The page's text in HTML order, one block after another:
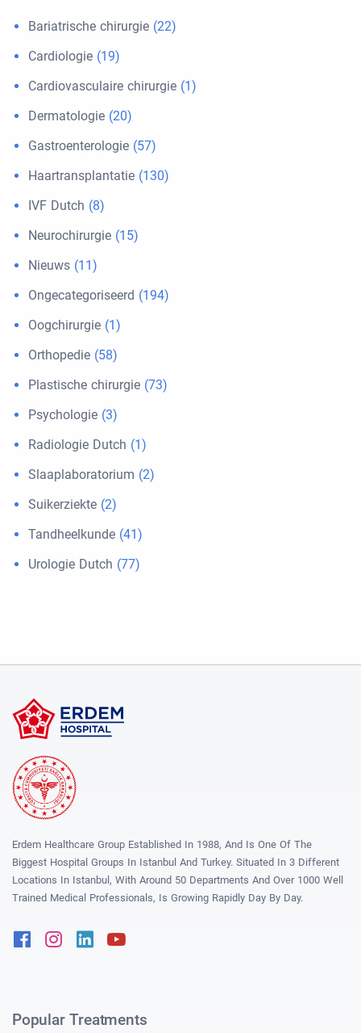
Bariatrische chirurgie (22)
Cardiologie (19)
Cardiovasculaire chirurgie (1)
Dermatologie (20)
Gastroenterologie (57)
Haartransplantatie (130)
IVF Dutch (8)
Neurochirurgie (15)
Nieuws (11)
Ongecategoriseerd (194)
Oogchirurgie (1)
Orthopedie (58)
Plastische chirurgie (73)
Psychologie (3)
Radiologie Dutch (1)
Slaaplaboratorium (2)
Suikerziekte (2)
Tandheelkunde (41)
Urologie Dutch (77)
Erdem Healthcare Group Established In 1988, And Is One Of The
Biggest Hospital Groups In Istanbul And Turkey. Situated In 3 Different
Locations In Istanbul, With Around 50 Departments And Over 1000 Well
Trained Medical Professionals, Is Growing Rapidly Day By Day.
FacebookInstagram
Linkedin
Popular Treatments